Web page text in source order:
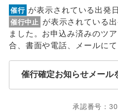
催行 が表示されている出発
催行中止
が表示されている
ました。お申込み済みのツ
合、書面や電話、メールにて
催行確定お知らせメール
承認番号：